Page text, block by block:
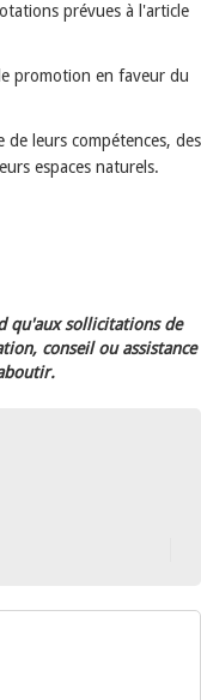
prévues à l'article
promotion en faveur du
de leurs compétences, des
espaces naturels.
qu'aux sollicitations de
conseil ou assistance